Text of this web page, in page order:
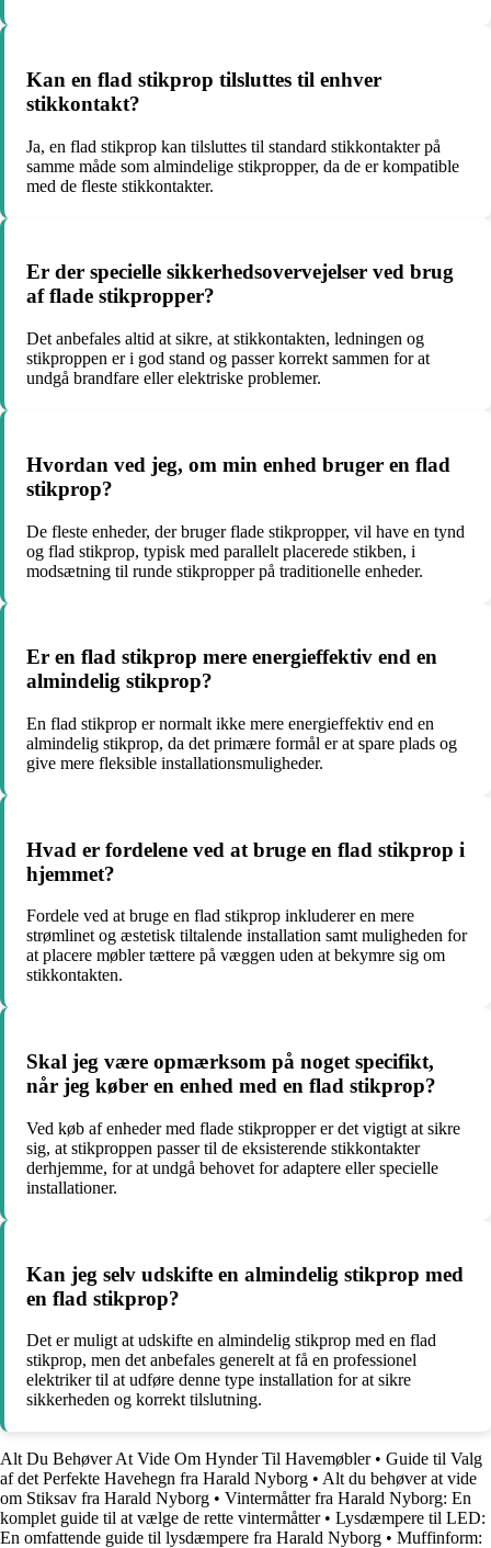
Kan en flad stikprop tilsluttes til enhver
stikkontakt?
Ja, en flad stikprop kan tilsluttes til standard stikkontakter på
samme måde som almindelige stikpropper, da de er kompatible
med de fleste stikkontakter.
Er der specielle sikkerhedsovervejelser ved brug
af flade stikpropper?
Det anbefales altid at sikre, at stikkontakten, ledningen og
stikproppen er i god stand og passer korrekt sammen for at
undgå brandfare eller elektriske problemer.
Hvordan ved jeg, om min enhed bruger en flad
stikprop?
De fleste enheder, der bruger flade stikpropper, vil have en tynd
og flad stikprop, typisk med parallelt placerede stikben, i
modsætning til runde stikpropper på traditionelle enheder.
Er en flad stikprop mere energieffektiv end en
almindelig stikprop?
En flad stikprop er normalt ikke mere energieffektiv end en
almindelig stikprop, da det primære formål er at spare plads og
give mere fleksible installationsmuligheder.
Hvad er fordelene ved at bruge en flad stikprop i
hjemmet?
Fordele ved at bruge en flad stikprop inkluderer en mere
strømlinet og æstetisk tiltalende installation samt muligheden for
at placere møbler tættere på væggen uden at bekymre sig om
stikkontakten.
Skal jeg være opmærksom på noget specifikt,
når jeg køber en enhed med en flad stikprop?
Ved køb af enheder med flade stikpropper er det vigtigt at sikre
sig, at stikproppen passer til de eksisterende stikkontakter
derhjemme, for at undgå behovet for adaptere eller specielle
installationer.
Kan jeg selv udskifte en almindelig stikprop med
en flad stikprop?
Det er muligt at udskifte en almindelig stikprop med en flad
stikprop, men det anbefales generelt at få en professionel
elektriker til at udføre denne type installation for at sikre
sikkerheden og korrekt tilslutning.
Alt Du Behøver At Vide Om Hynder Til Havemøbler• Guide til Valg
af det Perfekte Havehegn fra Harald Nyborg • Alt du behøver at vide
om Stiksav fra Harald Nyborg • Vintermåtter fra Harald Nyborg: En
komplet guide til at vælge de rette vintermåtter• Lysdæmpere til LED:
En omfattende guide til lysdæmpere fra Harald Nyborg • Muffinform: